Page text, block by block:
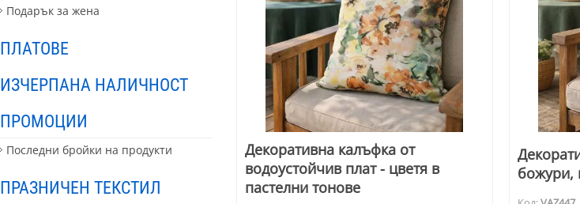
Подарък за жена
ПЛАТОВЕ
ИЗЧЕРПАНА НАЛИЧНОСТ
ПРОМОЦИИ
Последни бройки на продукти
ПРАЗНИЧЕН ТЕКСТИЛ
Декоративна калъфка от
водоустойчив плат - цветя в
пастелни тонове
божури,